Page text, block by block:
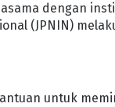
dengan
(JPNIN)
untuk